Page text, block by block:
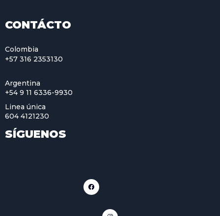
CONTÁCTO
Colombia
+57 316 2353130
Argentina
+54 9 11 6336-9930
Linea única
604 4121230
SÍGUENOS